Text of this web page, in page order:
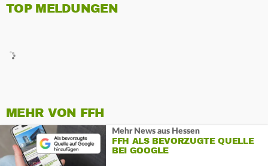
TOP MELDUNGEN
MEHR VON FFH
Mehr News aus Hessen
FFH ALS BEVORZUGTE QUELLE
BEI GOOGLE